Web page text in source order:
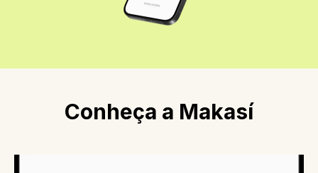
Conheça a Makasí